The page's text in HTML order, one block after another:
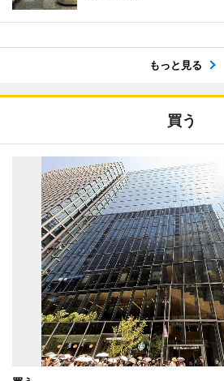
もっと見る
買う